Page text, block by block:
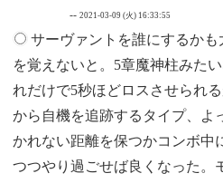
--2021-03-09 (火) 16:33:55
サーヴァントを誰にするか
を覚えないと。5章魔神柱みた
れだけで5秒ほどロスさせられ
から自機を追跡するタイプ、よ
かれない距離を保つかコンボ中
つつやり過ごせば良くなった。